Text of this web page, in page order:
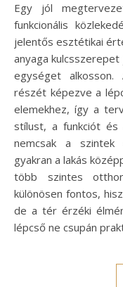
Egy jól megtervezett beltéri lépcső nem csupán a
funkcionális
jelentős esztétikai
anyaga
egységet alkosson.
részét képezve a
elemekhez, így a
stílust, a funkciót
nemcsak a szintek
gyakran a lakás
több szintes
különösen fontos,
de a tér érzéki
lépcső ne csupán